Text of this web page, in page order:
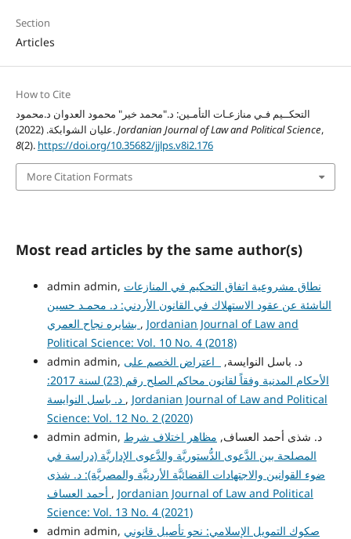
Section
Articles
How to Cite
التحكــيم فـي منازعـات التأمـين: د."محمد خير" محمود العدوان د.محمود
عليان الشوابكة. (2022).Jordanian Journal of Law and Political Science,
8(2). https://doi.org/10.35682/jjlps.v8i2.176
More Citation Formats
Most read articles by the same author(s)
admin admin, نطاق مشروعية اتفاق التحكيم في المنازعات
الناشئة عن عقود الاستهلاك في القانون الأردني: د. محمـد حسين
, Jordanian Journal of Law and
Political Science: Vol. 10 No. 4 (2018)
admin admin, د. باسل النوايسة,
اعتراض الخصم على
الأحكام المدنية وفقاً لقانون محاكم الصلح رقم (23) لسنة 2017:
د. باسل النوايسة , Jordanian Journal of Law and Political
Science: Vol. 12 No. 2 (2020)
admin admin, د. شذى أحمد العساف, مظاهر اختلاف شرط
المصلحة بين الدَّعوى الدُّستوريَّة والدَّعوى الإداريَّة (دراسة في
ضوء القوانين والاجتهادات القضائيَّة الأردنيَّة والمصريَّة): د. شذى
, Jordanian Journal of Law and Political
Science: Vol. 13 No. 4 (2021)
admin admin, صكوك التمويل الإسلامي: نحو تأصيل قانوني